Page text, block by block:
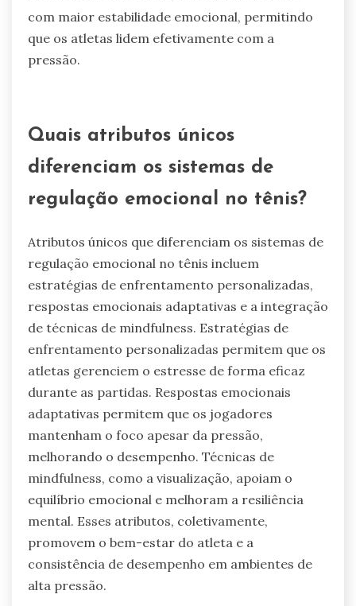
resiliência mental. Atletas usam a autoconversa
positiva para gerenciar o estresse e manter o
foco durante a competição. Essa técnica ajuda a
consistente de autoconversa se correlaciona
com maior estabilidade emocional, permitindo
pressão.
Quais atributos únicos
diferenciam os sistemas de
regulação emocional no tênis?
Atributos únicos que diferenciam os sistemas de
regulação emocional no tênis incluem
estratégias de enfrentamento personalizadas,
respostas emocionais adaptativas e a integração